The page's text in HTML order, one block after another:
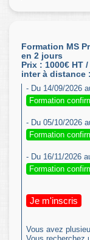
Formation MS
en 2 jours
Prix : 1000€ HT
inter à distance :
- Du 14/09/2026
Formation
- Du 05/10/2026
Formation
- Du 16/11/2026
Formation
Je m'inscris
Vous avez